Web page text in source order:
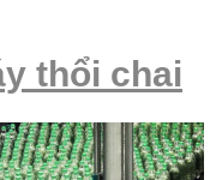
thổi chai